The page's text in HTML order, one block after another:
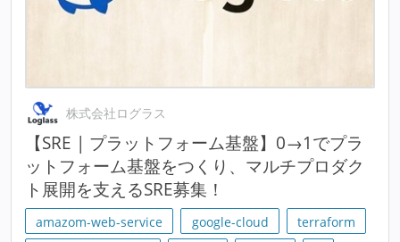
株式会社ログラス
【SRE | プラットフォーム基盤】0→1でプラ
ットフォーム基盤をつくり、マルチプロダク
ト展開を支えるSRE募集！
amazom-web-service google-cloud
terraform